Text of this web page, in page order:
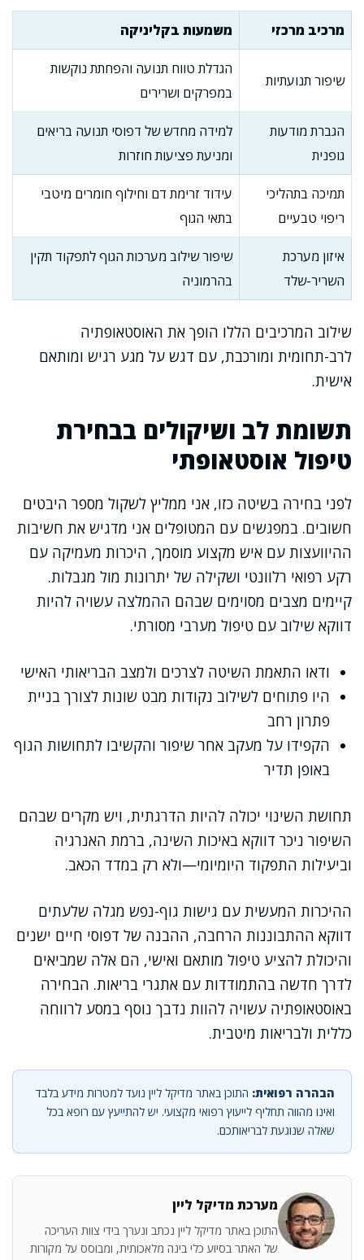
מרכיב מרכזי משמעות בקליניקה
שיפור תנועתיות
הגדלת טווח תנועה והפחתת נוקשות
במפרקים ושרירים
הגברת מודעות
גופנית
למידה מחדש של דפוסי תנועה בריאים
ומניעת פציעות חוזרות
תמיכה בתהליכי
ריפוי טבעיים
עידוד זרימת דם וחילוף חומרים מיטבי
בתאי הגוף
איזון מערכת
השריר-שלד
שיפור שילוב מערכות הגוף לתפקוד תקין
בהרמוניה
שילוב המרכיבים הללו הופך את האוסטאופתיה
לרב-תחומית ומורכבת, עם דגש על מגע רגיש ומותאם
אישית.
תשומת לב ושיקולים בבחירת
טיפול אוסטאופתי
לפני בחירה בשיטה כזו, אני ממליץ לשקול מספר היבטים
חשובים. במפגשים עם המטופלים אני מדגיש את חשיבות
ההיוועצות עם איש מקצוע מוסמך, היכרות מעמיקה עם
רקע רפואי רלוונטי ושקילה של יתרונות מול מגבלות.
קיימים מצבים מסוימים שבהם ההמלצה עשויה להיות
דווקא שילוב עם טיפול מערבי מסורתי.
ודאו התאמת השיטה לצרכים ולמצב הבריאותי האישי
היו פתוחים לשילוב נקודות מבט שונות לצורך בניית
פתרון רחב
הקפידו על מעקב אחר שיפור והקשיבו לתחושות הגוף
באופן תדיר
תחושת השינוי יכולה להיות הדרגתית, ויש מקרים שבהם
השיפור ניכר דווקא באיכות השינה, ברמת האנרגיה
וביעילות התפקוד היומיומי—ולא רק במדד הכאב.
ההיכרות המעשית עם גישות גוף-נפש מגלה שלעתים
דווקא ההתבוננות הרחבה, ההבנה של דפוסי חיים ישנים
והיכולת להציע טיפול מותאם ואישי, הם אלה שמביאים
לדרך חדשה בהתמודדות עם אתגרי בריאות. הבחירה
באוסטאופתיה עשויה להוות נדבך נוסף במסע לרווחה
כללית ולבריאות מיטבית.
הבהרה רפואית: התוכן באתר מדיקל ליין נועד למטרות מידע בלבד
ואינו מהווה תחליף לייעוץ רפואי מקצועי. יש להתייעץ עם רופא בכל
שאלה שנוגעת לבריאותכם.
מערכת מדיקל ליין
התוכן באתר מדיקל ליין נכתב ונערך בידי צוות העריכה
של האתר בסיוע כלי בינה מלאכותית, ומבוסס על מקורות